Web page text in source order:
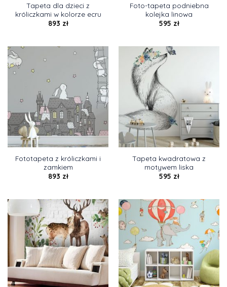
Tapeta dla dzieci z
króliczkami w kolorze ecru
893 zł
Foto-tapeta podniebna
kolejka linowa
595 zł
Fototapeta z króliczkami i
zamkiem
893 zł
Tapeta kwadratowa z
motywem liska
595 zł